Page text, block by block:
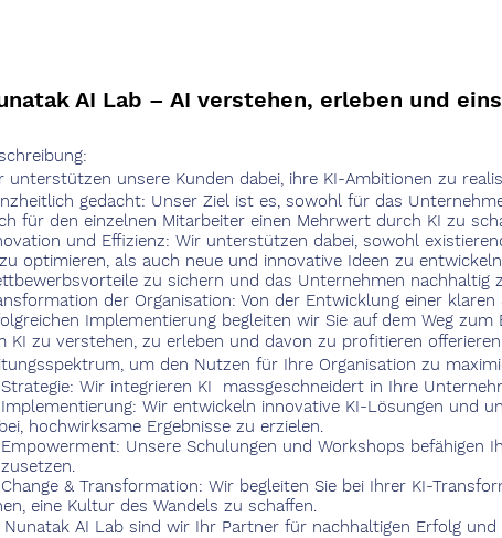
AI Lab – AI verstehen, erleben und
unterstützen unsere Kunden dabei, ihre KI-Ambitionen zu
gedacht: Unser Ziel ist es, sowohl für das
für den einzelnen Mitarbeiter einen Mehrwert durch KI zu
und Effizienz: Wir unterstützen dabei, sowohl
optimieren, als auch neue und innovative Ideen zu
zu sichern und das Unternehmen nachhaltig
der Organisation: Von der Entwicklung einer
Implementierung begleiten wir Sie auf dem Weg zum
KI zu verstehen, zu erleben und davon zu profitieren
um den Nutzen für Ihre Organisation zu
Wir integrieren KI massgeschneidert in Ihre
Wir entwickeln innovative KI-Lösungen und
hochwirksame Ergebnisse zu erzielen.
Unsere Schulungen und Workshops befähigen
& Transformation: Wir begleiten Sie bei Ihrer KI-
eine Kultur des Wandels zu schaffen.
Nunatak AI Lab sind wir Ihr Partner für nachhaltigen Erfolg